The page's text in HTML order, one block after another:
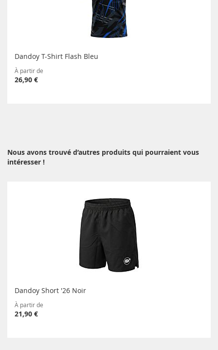
Dandoy T-Shirt Flash Bleu
À partir de
26,90 €
Nous avons trouvé d’autres produits qui pourraient vous
intéresser !
Dandoy Short '26 Noir
À partir de
21,90 €